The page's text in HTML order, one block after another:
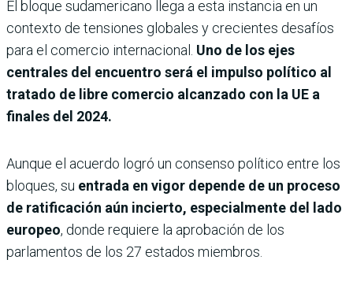
El bloque sudamericano llega a esta instancia en un
contexto de tensiones globales y crecientes desafíos
para el comercio internacional. Uno de los ejes
centrales del encuentro será el impulso político al
tratado de libre comercio alcanzado con la UE a
finales del 2024.
Aunque el acuerdo logró un consenso político entre los
bloques, su entrada en vigor depende de un proceso
de ratificación aún incierto, especialmente del lado
europeo, donde requiere la aprobación de los
parlamentos de los 27 estados miembros.